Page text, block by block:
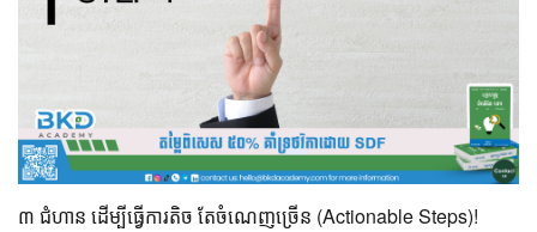
៣ ជំហាន ដើម្បីធ្វើការតិច តែចំណេញច្រើន (Actionable Steps)!